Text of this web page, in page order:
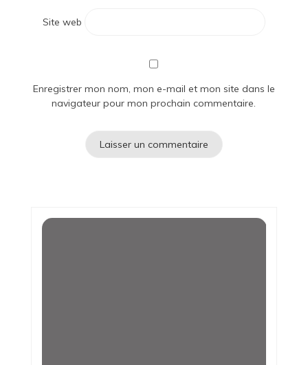
Site web
Enregistrer mon nom, mon e-mail et mon site dans le
navigateur pour mon prochain commentaire.